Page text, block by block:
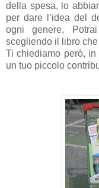
della spesa, lo
per dare l’idea del
ogni genere,
scegliendo il libro
Ti chiediamo però,
un tuo piccolo